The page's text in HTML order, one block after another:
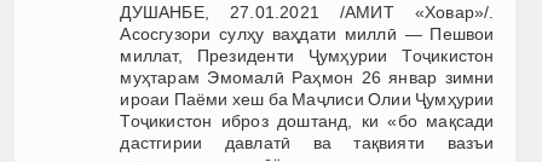
ДУШАНБЕ, 27.01.2021 /АМИТ «Ховар»/.
Асосгузори сулҳу ваҳдати миллӣ — Пешвои
миллат, Президенти Ҷумҳурии Тоҷикистон
муҳтарам Эмомалӣ Раҳмон 26 январ зимни
ироаи Паёми хеш ба Маҷлиси Олии Ҷумҳурии
Тоҷикистон иброз доштанд, ки «бо мақсади
дастгирии давлатӣ ва тақвияти вазъи